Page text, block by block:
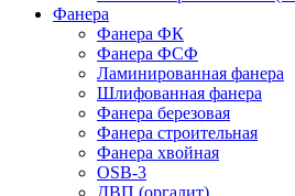
Фанера
Фанера ФК
Фанера ФСФ
Ламинированная фанера
Шлифованная фанера
Фанера березовая
Фанера строительная
Фанера хвойная
OSB-3